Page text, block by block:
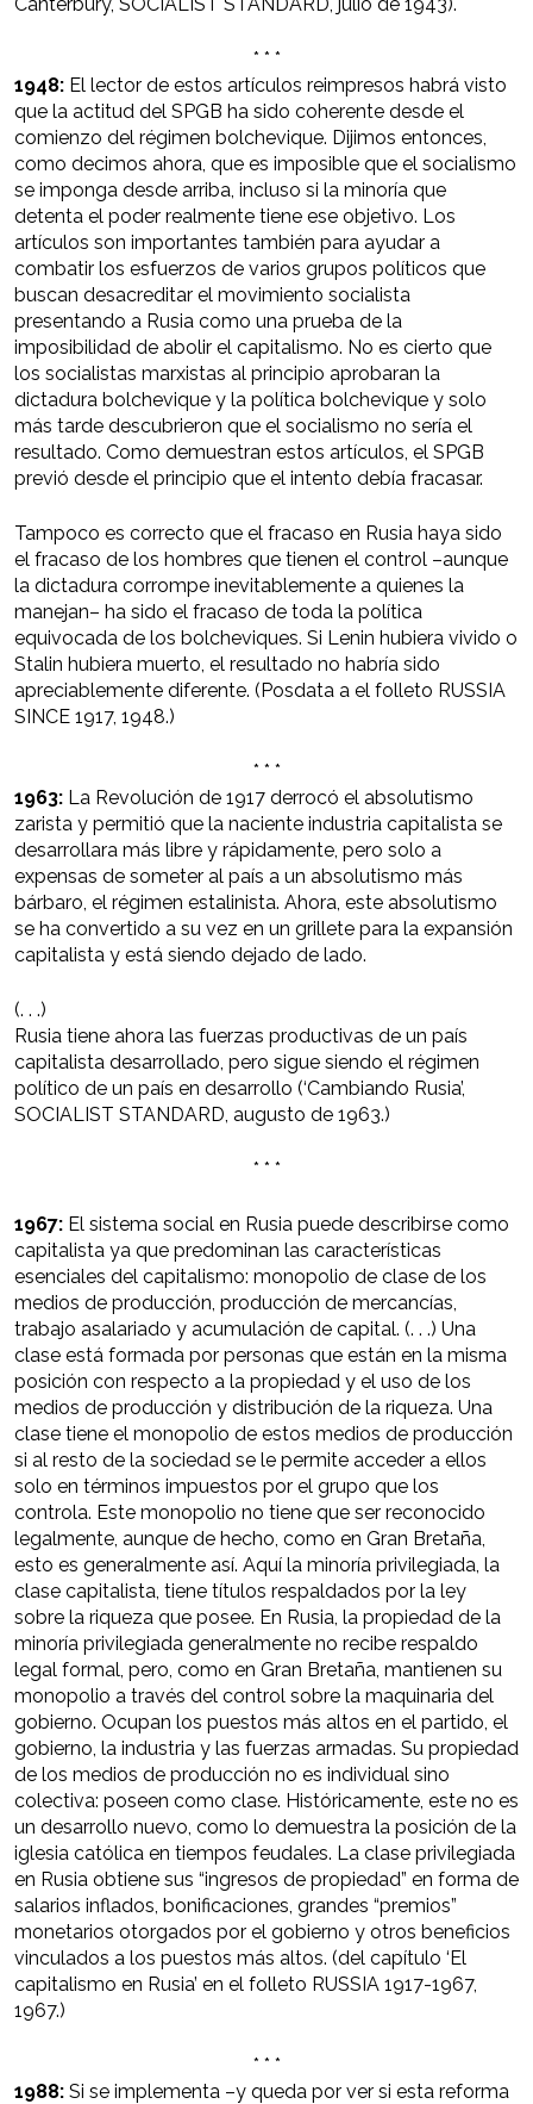
* * *
1948: El lector de estos artículos reimpresos habrá visto
que la actitud del SPGB ha sido coherente desde el
comienzo del régimen bolchevique. Dijimos entonces,
como decimos ahora, que es imposible que el socialismo
se imponga desde arriba, incluso si la minoría que
detenta el poder realmente tiene ese objetivo. Los
artículos son importantes también para ayudar a
combatir los esfuerzos de varios grupos políticos que
buscan desacreditar el movimiento socialista
presentando a Rusia como una prueba de la
imposibilidad de abolir el capitalismo. No es cierto que
los socialistas marxistas al principio aprobaran la
dictadura bolchevique y la política bolchevique y solo
más tarde descubrieron que el socialismo no sería el
resultado. Como demuestran estos artículos, el SPGB
previó desde el principio que el intento debía fracasar.
Tampoco es correcto que el fracaso en Rusia haya sido
el fracaso de los hombres que tienen el control –aunque
la dictadura corrompe inevitablemente a quienes la
manejan– ha sido el fracaso de toda la política
equivocada de los bolcheviques. Si Lenin hubiera vivido o
Stalin hubiera muerto, el resultado no habría sido
apreciablemente diferente. (Posdata a el folleto RUSSIA
SINCE 1917, 1948.)
* * *
1963: La Revolución de 1917 derrocó el absolutismo
zarista y permitió que la naciente industria capitalista se
desarrollara más libre y rápidamente, pero solo a
expensas de someter al país a un absolutismo más
bárbaro, el régimen estalinista. Ahora, este absolutismo
se ha convertido a su vez en un grillete para la expansión
capitalista y está siendo dejado de lado.
(. . .)
Rusia tiene ahora las fuerzas productivas de un país
capitalista desarrollado, pero sigue siendo el régimen
político de un país en desarrollo (‘Cambiando Rusia’,
SOCIALIST STANDARD, augusto de 1963.)
* * *
1967: El sistema social en Rusia puede describirse como
capitalista ya que predominan las características
esenciales del capitalismo: monopolio de clase de los
medios de producción, producción de mercancías,
trabajo asalariado y acumulación de capital. (. . .) Una
clase está formada por personas que están en la misma
posición con respecto a la propiedad y el uso de los
medios de producción y distribución de la riqueza. Una
clase tiene el monopolio de estos medios de producción
si al resto de la sociedad se le permite acceder a ellos
solo en términos impuestos por el grupo que los
controla. Este monopolio no tiene que ser reconocido
legalmente, aunque de hecho, como en Gran Bretaña,
esto es generalmente así. Aquí la minoría privilegiada, la
clase capitalista, tiene títulos respaldados por la ley
sobre la riqueza que posee. En Rusia, la propiedad de la
minoría privilegiada generalmente no recibe respaldo
legal formal, pero, como en Gran Bretaña, mantienen su
monopolio a través del control sobre la maquinaria del
gobierno. Ocupan los puestos más altos en el partido, el
gobierno, la industria y las fuerzas armadas. Su propiedad
de los medios de producción no es individual sino
colectiva: poseen como clase. Históricamente, este no es
un desarrollo nuevo, como lo demuestra la posición de la
iglesia católica en tiempos feudales. La clase privilegiada
en Rusia obtiene sus “ingresos de propiedad” en forma de
salarios inflados, bonificaciones, grandes “premios”
monetarios otorgados por el gobierno y otros beneficios
vinculados a los puestos más altos. (del capítulo ‘El
capitalismo en Rusia’ en el folleto RUSSIA 1917-1967,
1967.)
* * *
1988: Si se implementa –y queda por ver si esta reforma